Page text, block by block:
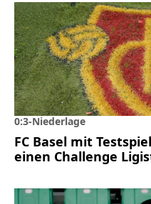
0:3-Niederlage
FC Basel mit
einen Challenge